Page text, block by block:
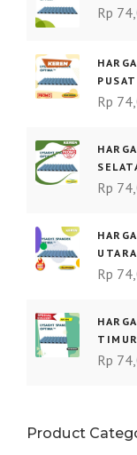
Rp
Rp
Rp
Rp
Rp
Product